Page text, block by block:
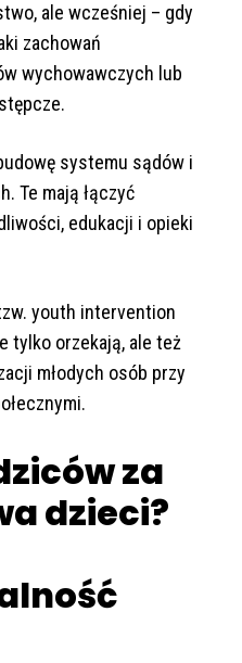
ale wcześniej – gdy
zachowań
wychowawczych lub
systemu sądów i
Te mają łączyć
edukacji i opieki
youth intervention
tylko orzekają, ale też
młodych osób przy
za
dzieci?